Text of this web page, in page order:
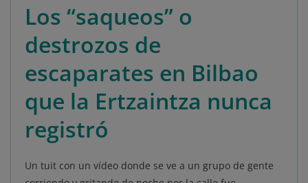
Los “saqueos” o
destrozos de
escaparates en Bilbao
que la Ertzaintza nunca
registró
Un tuit con un vídeo donde se ve a un grupo de gente